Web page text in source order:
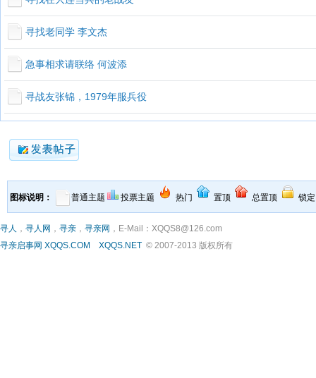
寻找老同学 李文杰
急事相求请联络 何波添
寻战友张锦，1979年服兵役
图标说明： 普通主题 投票主题 热门 置顶 总置顶 锁定
寻人 ， 寻人网 ， 寻亲 ， 寻亲网 ，E-Mail：XQQS8@126.com
寻亲启事网 XQQS.COM XQQS.NET © 2007-2013 版权所有